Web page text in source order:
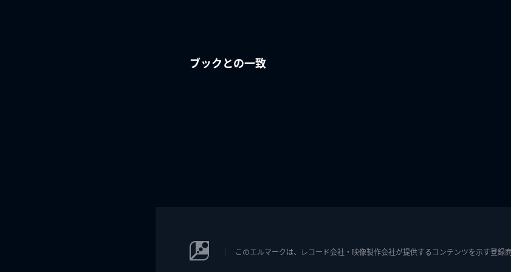
ブックとの一致
このエルマークは、レコード会社・映像製作会社が提供するコンテンツを示す登録